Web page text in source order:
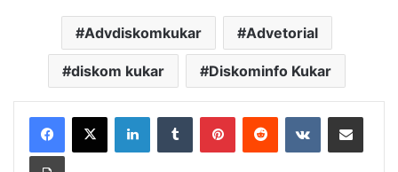
Advdiskomkukar Advetorial
diskom kukar Diskominfo Kukar
LinkedInTumblr PinterestReddit VKontakteShare via Email
Print